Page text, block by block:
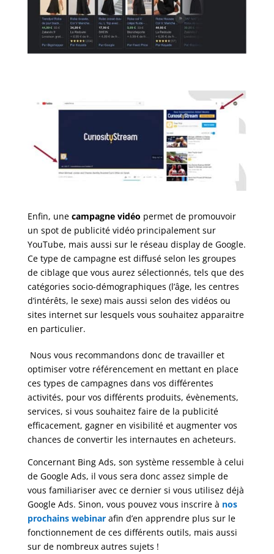
Enfin, unecampagne vidéo permet de promouvoir
un spot de publicité vidéo principalement sur
YouTube, mais aussi sur le réseau display de Google.
Ce type de campagne est diffusé selon les groupes
de ciblage que vous aurez sélectionnés, tels que des
catégories socio-démographiques (l’âge, les centres
d’intérêts, le sexe) mais aussi selon des vidéos ou
sites internet sur lesquels vous souhaitez apparaitre
en particulier.
Nous vous recommandons donc de travailler et
optimiser votre référencement en mettant en place
ces types de campagnes dans vos différentes
activités, pour vos différents produits, évènements,
services, si vous souhaitez faire de la publicité
efficacement, gagner en visibilité et augmenter vos
chances de convertir les internautes en acheteurs.
Concernant Bing Ads, son système ressemble à celui
de Google Ads, il vous sera donc assez simple de
vous familiariser avec ce dernier si vous utilisez déjà
Google Ads. Sinon, vous pouvez vous inscrire à nos
prochains webinarafin d’en apprendre plus sur le
fonctionnement de ces différents outils, mais aussi
sur de nombreux autres sujets !